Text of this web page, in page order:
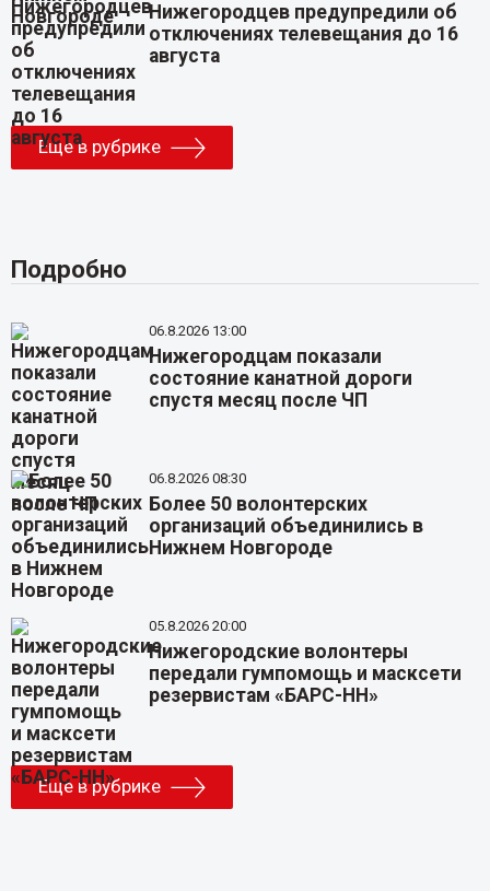
Нижегородцев предупредили об
отключениях телевещания до 16
августа
Еще в рубрике
Подробно
06.8.2026 13:00
Нижегородцам показали
состояние канатной дороги
спустя месяц после ЧП
06.8.2026 08:30
Более 50 волонтерских
организаций объединились в
Нижнем Новгороде
05.8.2026 20:00
Нижегородские волонтеры
передали гумпомощь и масксети
резервистам «БАРС-НН»
Еще в рубрике